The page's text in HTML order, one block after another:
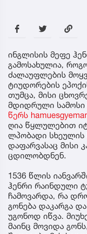
ინგლისის მეფე
გამოსახულია,
ძალაუფლების
ტიუდორების
თუმცა, მისი
მდიდრული სამოსი
წერს
ღია წყლულებით
ლპობადი
დაფარვასაც მისი
ცდილობდნენ.
1536 წლის
ჰენრი რაინდული
ჩამოვარდა, რა
გონება დაკარგა
უგონოდ იწვა.
მაინც მოვიდა